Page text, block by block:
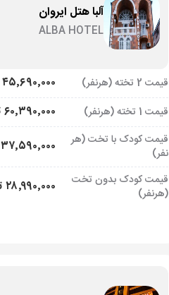
آلبا هتل ایروان
ALBA HOTEL
قیمت 2 تخته (هرنفر) ۴۵٬۶۹۰٬۰۰۰ تومان
قیمت 1 تخته (هرنفر) ۶۰٬۳۹۰٬۰۰۰ تومان
قیمت کودک با تخت (هر
نفر)
۳۷٬۵۹۰٬۰۰۰ تومان
قیمت کودک بدون تخت
(هرنفر)
۲۸٬۹۹۰٬۰۰۰ تومان